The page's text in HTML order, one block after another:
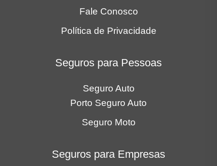
Fale Conosco
Política de Privacidade
Seguros para Pessoas
Seguro Auto
Porto Seguro Auto
Seguro Moto
Seguros para Empresas